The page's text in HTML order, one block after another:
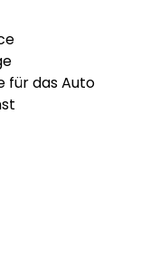
für das Auto